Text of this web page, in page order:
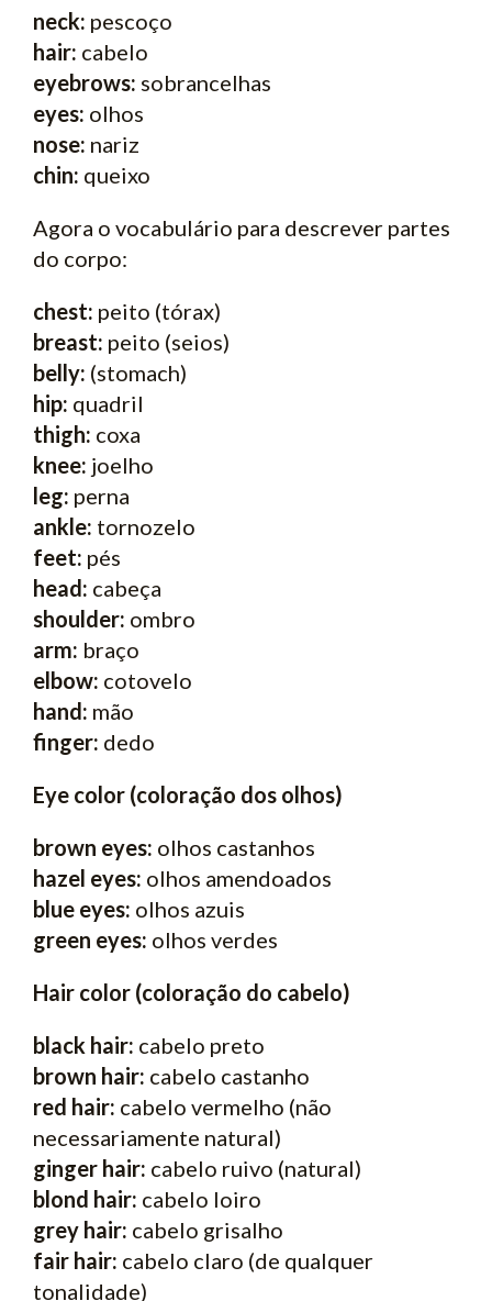
neck: pescoço
hair: cabelo
eyebrows: sobrancelhas
eyes: olhos
nose: nariz
chin: queixo
Agora o vocabulário para descrever partes
do corpo:
chest: peito (tórax)
breast: peito (seios)
belly: (stomach)
hip: quadril
thigh: coxa
knee: joelho
leg: perna
ankle: tornozelo
feet: pés
head: cabeça
shoulder: ombro
arm: braço
elbow: cotovelo
hand: mão
finger: dedo
Eye color (coloração dos olhos)
brown eyes: olhos castanhos
hazel eyes: olhos amendoados
blue eyes: olhos azuis
green eyes: olhos verdes
Hair color (coloração do cabelo)
black hair: cabelo preto
brown hair: cabelo castanho
red hair: cabelo vermelho (não
necessariamente natural)
ginger hair: cabelo ruivo (natural)
blond hair: cabelo loiro
grey hair: cabelo grisalho
fair hair: cabelo claro (de qualquer
tonalidade)